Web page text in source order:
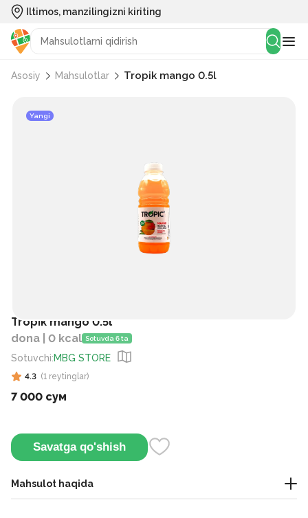
Iltimos, manzilingizni kiriting
Asosiy Mahsulotlar Tropik mango 0.5l
Yangi
Tropik mango 0.5l
dona | 0 kcal Sotuvda 6 ta
Sotuvchi:MBG STORE
4.3 (1 reytinglar)
7 000 сум
Savatga qo'shish
Mahsulot haqida